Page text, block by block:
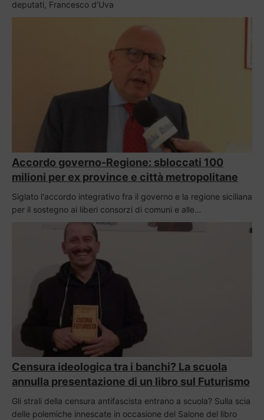
deputati, Francesco d'Uva
Accordo governo-Regione: sbloccati 100
milioni per ex province e città metropolitane
Siglato l'accordo integrativo fra il governo e la regione siciliana
per il sostegno ai liberi consorzi di comuni e alle…
Censura ideologica tra i banchi? La scuola
annulla presentazione di un libro sul Futurismo
Gli strali della censura antifascista entrano a scuola? Sulla scia
delle polemiche innescate in occasione del Salone del libro